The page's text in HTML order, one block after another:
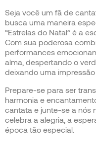
Seja você um fã de
busca uma maneira
“Estrelas do Natal” é a
Com sua poderosa
performances
alma, despertando o
deixando uma
Prepare-se para ser
harmonia e
cantata e junte-se a nós
celebra a alegria, a
época tão especial.